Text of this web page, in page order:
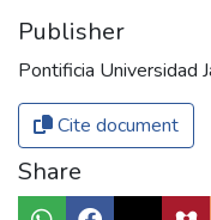
Publisher
Pontificia Universidad
Cite document
Share